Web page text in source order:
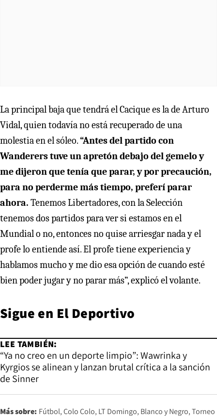
La principal baja que tendrá el Cacique es la de Arturo
Vidal, quien todavía no está recuperado de una
molestia en el sóleo.“Antes del partido con
Wanderers tuve un apretón debajo del gemelo y
me dijeron que tenía que parar, y por precaución,
para no perderme más tiempo, preferí parar
ahora. Tenemos Libertadores, con la Selección
tenemos dos partidos para ver si estamos en el
Mundial o no, entonces no quise arriesgar nada y el
profe lo entiende así. El profe tiene experiencia y
hablamos mucho y me dio esa opción de cuando esté
bien poder jugar y no parar más”, explicó el volante.
Sigue en El Deportivo
LEE TAMBIÉN:
“Ya no creo en un deporte limpio”: Wawrinka y
Kyrgios se alinean y lanzan brutal crítica a la sanción
de Sinner
Más sobre: Fútbol Colo Colo LT Domingo Blanco y Negro Torneo